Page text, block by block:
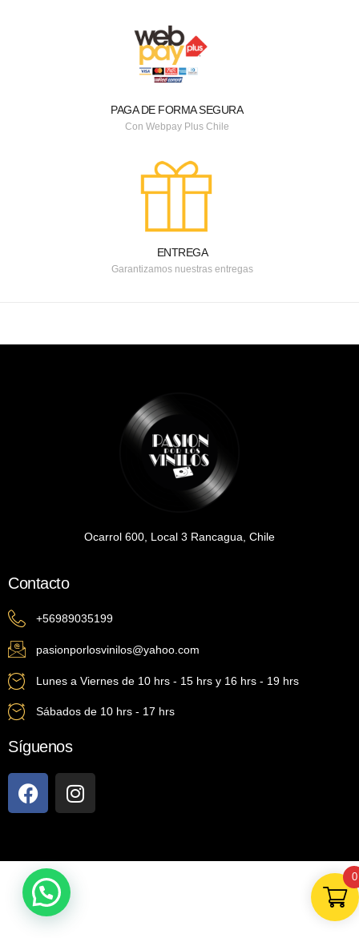
PAGA DE FORMA SEGURA
Con Webpay Plus Chile
ENTREGA
Garantizamos nuestras entregas
Ocarrol 600, Local 3 Rancagua, Chile
Contacto
+56989035199
pasionporlosvinilos@yahoo.com
Lunes a Viernes de 10 hrs - 15 hrs y 16 hrs - 19 hrs
Sábados de 10 hrs - 17 hrs
Síguenos
0